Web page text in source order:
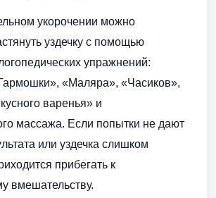
укорочении можно
уздечку с помощью
упражнений:
«Маляра», «Часиков»,
варенья» и
массажа. Если попытки не дают
или уздечка слишком
прибегать к
вмешательству.